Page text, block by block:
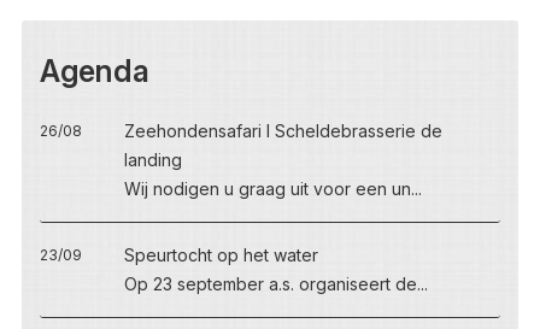
Agenda
26/08
Zeehondensafari I Scheldebrasserie de
landing
Wij nodigen u graag uit voor een un...
23/09
Speurtocht op het water
Op 23 september a.s. organiseert de...